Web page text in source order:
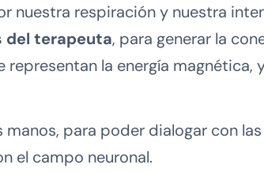
nuestra respiración y nuestra
del terapeuta, para generar la
la energía magnética,
para poder dialogar con
el campo neuronal.